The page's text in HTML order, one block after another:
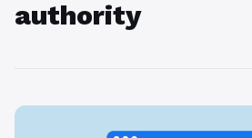
authority